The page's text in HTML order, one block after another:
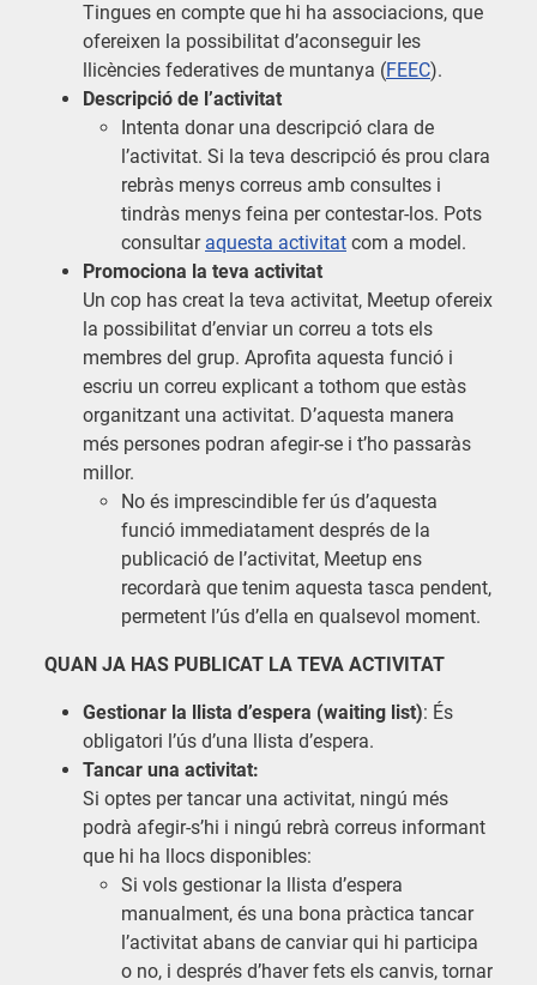
Tingues en compte que hi ha associacions, que
ofereixen la possibilitat d’aconseguir les
llicències federatives de muntanya (FEEC).
Descripció de l’activitat
Intenta donar una descripció clara de
l’activitat. Si la teva descripció és prou clara
rebràs menys correus amb consultes i
tindràs menys feina per contestar-los. Pots
consultar aquesta activitat com a model.
Promociona la teva activitat
Un cop has creat la teva activitat, Meetup ofereix
la possibilitat d’enviar un correu a tots els
membres del grup. Aprofita aquesta funció i
escriu un correu explicant a tothom que estàs
organitzant una activitat. D’aquesta manera
més persones podran afegir-se i t’ho passaràs
millor.
No és imprescindible fer ús d’aquesta
funció immediatament després de la
publicació de l’activitat, Meetup ens
recordarà que tenim aquesta tasca pendent,
permetent l’ús d’ella en qualsevol moment.
QUAN JA HAS PUBLICAT LA TEVA ACTIVITAT
Gestionar la llista d’espera (waiting list): És
obligatori l’ús d’una llista d’espera.
Tancar una activitat:
Si optes per tancar una activitat, ningú més
podrà afegir-s’hi i ningú rebrà correus informant
que hi ha llocs disponibles:
Si vols gestionar la llista d’espera
manualment, és una bona pràctica tancar
l’activitat abans de canviar qui hi participa
o no, i després d’haver fets els canvis, tornar